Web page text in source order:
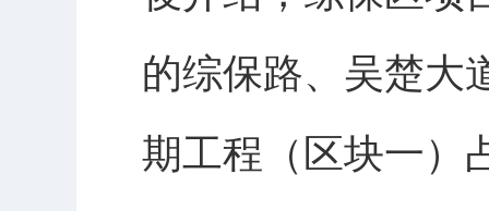
的综保路、吴楚大
期工程（区块一）